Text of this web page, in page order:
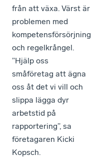
från att växa. Värst är
problemen med
kompetensförsörjning
och regelkrångel.
”Hjälp oss
småföretag att ägna
oss åt det vi vill och
slippa lägga dyr
arbetstid på
rapportering”, sa
företagaren Kicki
Kopsch.